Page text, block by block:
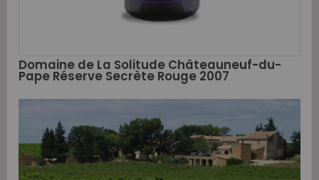
Domaine de La Solitude Châteauneuf-du-
Pape Réserve Secrète Rouge 2007